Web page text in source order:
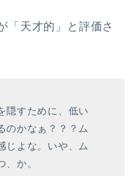
「天才的」と評価さ
隠すために、低い
のかなぁ？？？ム
じよな。いや、ム
か。